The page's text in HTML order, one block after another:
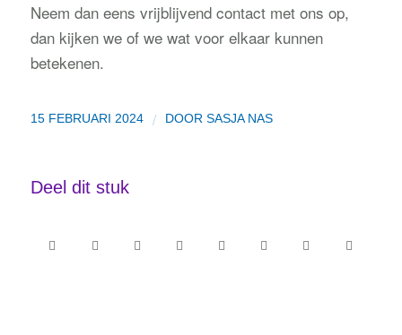
Neem dan eens vrijblijvend contact met ons op,
dan kijken we of we wat voor elkaar kunnen
betekenen.
15 FEBRUARI 2024 / DOOR SASJA NAS
Deel dit stuk